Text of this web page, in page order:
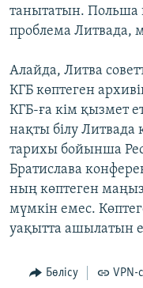
танытатын. Польша
проблема Литвада,
Алайда, Литва
КГБ көптеген
КГБ-ға кім қызмет
нақты білу
тарихы бойынша
Братислава
ның көптеген
мүмкін емес.
уақытта ашылатын
Бөлісу VPN-